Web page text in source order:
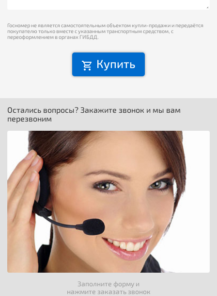
Госномер не является самостоятельным объектом купли-продажи и передаётся
покупателю только вместе с указанным транспортным средством, с
переоформлением в органах ГИБДД.
Купить
Остались вопросы? Закажите звонок и мы вам
перезвоним
Заполните форму и
нажмите заказать звонок